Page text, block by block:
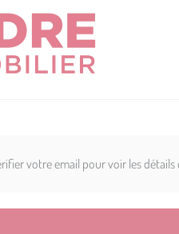
votre email pour voir les